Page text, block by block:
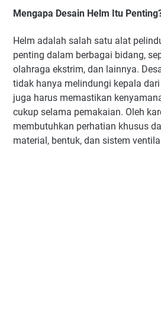
Mengapa Desain Helm Itu
Helm adalah salah satu alat
penting dalam berbagai bidang,
olahraga ekstrim, dan lainnya.
tidak hanya melindungi kepala
juga harus memastikan
cukup selama pemakaian. Oleh
membutuhkan perhatian khusus
material, bentuk, dan sistem